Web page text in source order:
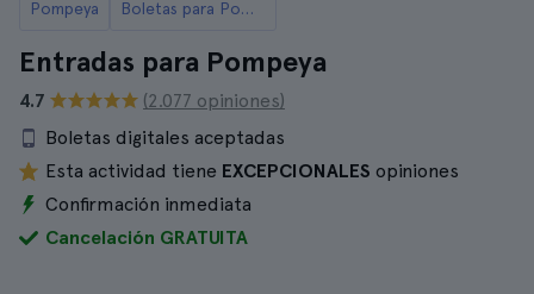
Pompeya Boletas para Pompeya
Entradas para Pompeya
4.7
(2.077 opiniones)
Boletas digitales aceptadas
Esta actividad tiene EXCEPCIONALES opiniones
Confirmación inmediata
Cancelación GRATUITA